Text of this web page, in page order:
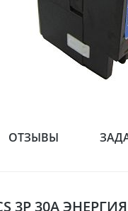
ОТЗЫВЫ
3P 30A ЭНЕРГИЯ